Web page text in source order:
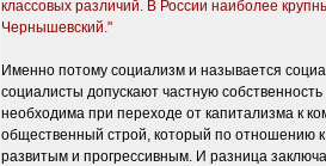
классовых различий. В России наиболее
Чернышевский."
Именно потому социализм и называется
социалисты допускают частную
необходима при переходе от капитализма к
общественный строй, который по отношению
развитым и прогрессивным. И разница